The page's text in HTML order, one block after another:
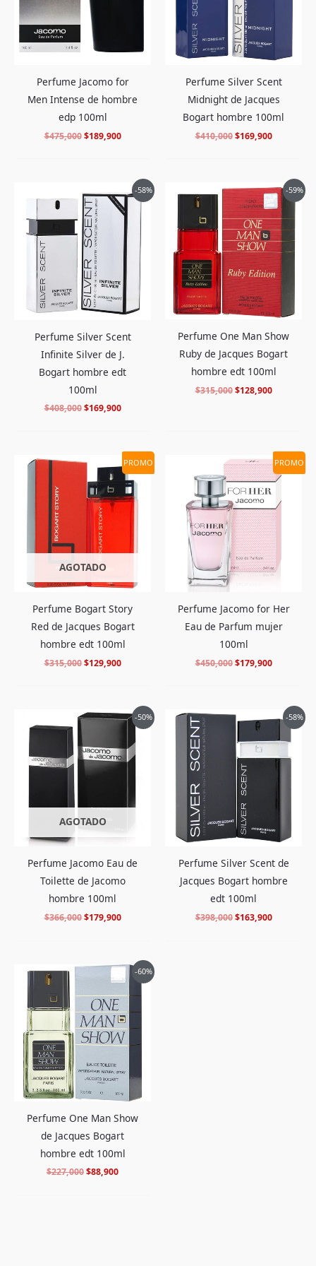
Perfume Jacomo for
Men Intense de hombre
edp 100ml
$475,000 $189,900
Perfume Silver Scent
Midnight de Jacques
Bogart hombre 100ml
$410,000 $169,900
-58%
Perfume Silver Scent
Infinite Silver de J.
Bogart hombre edt
100ml
$408,000
precio
original
era:
$408,000.
$169,900
precio
actual
$169,900.
-59%
Perfume One Man Show
Ruby de Jacques Bogart
hombre edt 100ml
$315,000
El
precio
original
era:
$315,000.
$128,900
El
precio
actual
es:
$128,900.
PROMO
AGOTADO
Perfume Bogart Story
Red de Jacques Bogart
hombre edt 100ml
$315,000
El
precio
original
era:
$315,000.
$129,900
El
precio
actual
es:
$129,900.
PROMO
Perfume Jacomo for Her
Eau de Parfum mujer
100ml
$450,000
El
precio
original
era:
$450,000.
$179,900
El
precio
actual
es:
$179,900.
-50%
AGOTADO
Perfume Jacomo Eau de
Toilette de Jacomo
hombre 100ml
$366,000
El
era:
$366,000.
$179,900
El
precio
actual
es:
$179,900.
-58%
Perfume Silver Scent de
Jacques Bogart hombre
edt 100ml
$398,000
El
precio
era:
$398,000.
$163,900
precio
actual
es:
$163,900.
-60%
Perfume One Man Show
de Jacques Bogart
hombre edt 100ml
$227,000
El
precio
era:
$227,000.
$88,900
El
precio
es:
$88,900.